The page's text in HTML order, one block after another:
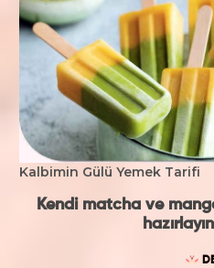
Kalbimin Gülü Yemek Tarifi
Kendi matcha ve